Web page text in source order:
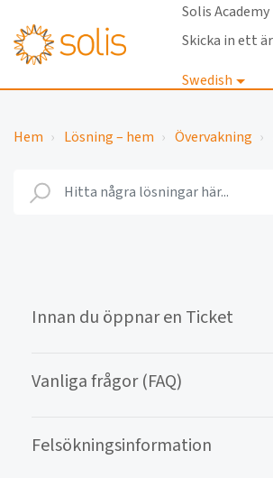
Solis Academy
Skicka in ett
Swedish
Logga in
Hem Lösning – hem Övervakning
Innan du öppnar en Ticket
Vanliga frågor (FAQ)
Felsökningsinformation